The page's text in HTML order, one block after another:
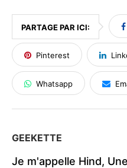
PARTAGE PAR ICI:
Pinterest
Whatsapp
GEEKETTE
Je m'appelle Hind,